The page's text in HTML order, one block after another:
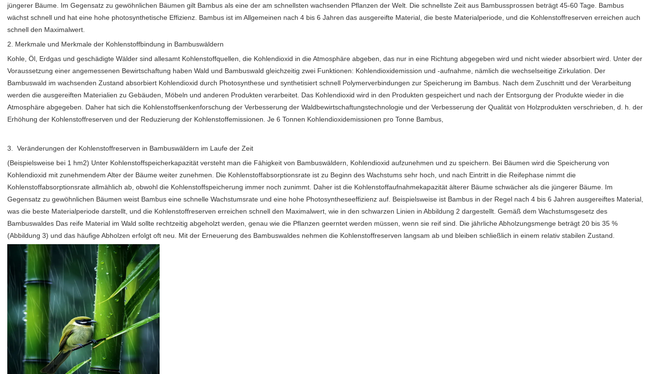
jüngerer Bäume. Im Gegensatz zu gewöhnlichen Bäumen gilt Bambus als eine der am schnellsten wachsenden Pflanzen der Welt. Die schnellste Zeit aus Bambussprossen beträgt 45-60 Tage. Bambus
wächst schnell und hat eine hohe photosynthetische Effizienz. Bambus ist im Allgemeinen nach 4 bis 6 Jahren das ausgereifte Material, die beste Materialperiode, und die Kohlenstoffreserven erreichen auch
schnell den Maximalwert.
2. Merkmale und Merkmale der Kohlenstoffbindung in Bambuswäldern
Kohle, Öl, Erdgas und geschädigte Wälder sind allesamt Kohlenstoffquellen, die Kohlendioxid in die Atmosphäre abgeben, das nur in eine Richtung abgegeben wird und nicht wieder absorbiert wird. Unter der
Voraussetzung einer angemessenen Bewirtschaftung haben Wald und Bambuswald gleichzeitig zwei Funktionen: Kohlendioxidemission und -aufnahme, nämlich die wechselseitige Zirkulation. Der
Bambuswald im wachsenden Zustand absorbiert Kohlendioxid durch Photosynthese und synthetisiert schnell Polymerverbindungen zur Speicherung im Bambus. Nach dem Zuschnitt und der Verarbeitung
werden die ausgereiften Materialien zu Gebäuden, Möbeln und anderen Produkten verarbeitet. Das Kohlendioxid wird in den Produkten gespeichert und nach der Entsorgung der Produkte wieder in die
Atmosphäre abgegeben. Daher hat sich die Kohlenstoffsenkenforschung der Verbesserung der Waldbewirtschaftungstechnologie und der Verbesserung der Qualität von Holzprodukten verschrieben, d. h. der
Erhöhung der Kohlenstoffreserven und der Reduzierung der Kohlenstoffemissionen. Je 6 Tonnen Kohlendioxidemissionen pro Tonne Bambus,
3. Veränderungen der Kohlenstoffreserven in Bambuswäldern im Laufe der Zeit
(Beispielsweise bei 1 hm2) Unter Kohlenstoffspeicherkapazität versteht man die Fähigkeit von Bambuswäldern, Kohlendioxid aufzunehmen und zu speichern. Bei Bäumen wird die Speicherung von
Kohlendioxid mit zunehmendem Alter der Bäume weiter zunehmen. Die Kohlenstoffabsorptionsrate ist zu Beginn des Wachstums sehr hoch, und nach Eintritt in die Reifephase nimmt die
Kohlenstoffabsorptionsrate allmählich ab, obwohl die Kohlenstoffspeicherung immer noch zunimmt. Daher ist die Kohlenstoffaufnahmekapazität älterer Bäume schwächer als die jüngerer Bäume. Im
Gegensatz zu gewöhnlichen Bäumen weist Bambus eine schnelle Wachstumsrate und eine hohe Photosyntheseeffizienz auf. Beispielsweise ist Bambus in der Regel nach 4 bis 6 Jahren ausgereiftes Material,
was die beste Materialperiode darstellt, und die Kohlenstoffreserven erreichen schnell den Maximalwert, wie in den schwarzen Linien in Abbildung 2 dargestellt. Gemäß dem Wachstumsgesetz des
Bambuswaldes Das reife Material im Wald sollte rechtzeitig abgeholzt werden, genau wie die Pflanzen geerntet werden müssen, wenn sie reif sind. Die jährliche Abholzungsmenge beträgt 20 bis 35 %
(Abbildung 3) und das häufige Abholzen erfolgt oft neu. Mit der Erneuerung des Bambuswaldes nehmen die Kohlenstoffreserven langsam ab und bleiben schließlich in einem relativ stabilen Zustand.